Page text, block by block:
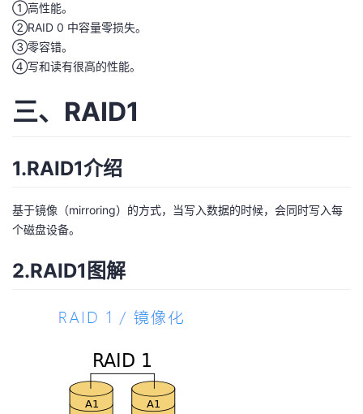
①高性能。
②RAID 0 中容量零损失。
③零容错。
④写和读有很高的性能。
三、RAID1
1.RAID1介绍
基于镜像（mirroring）的方式，当写入数据的时候，会同时写入每
个磁盘设备。
2.RAID1图解